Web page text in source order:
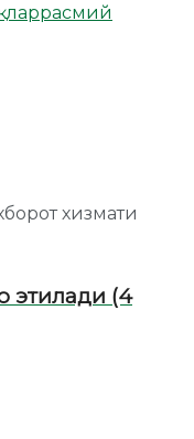
расмий
хизмати
этилади (4